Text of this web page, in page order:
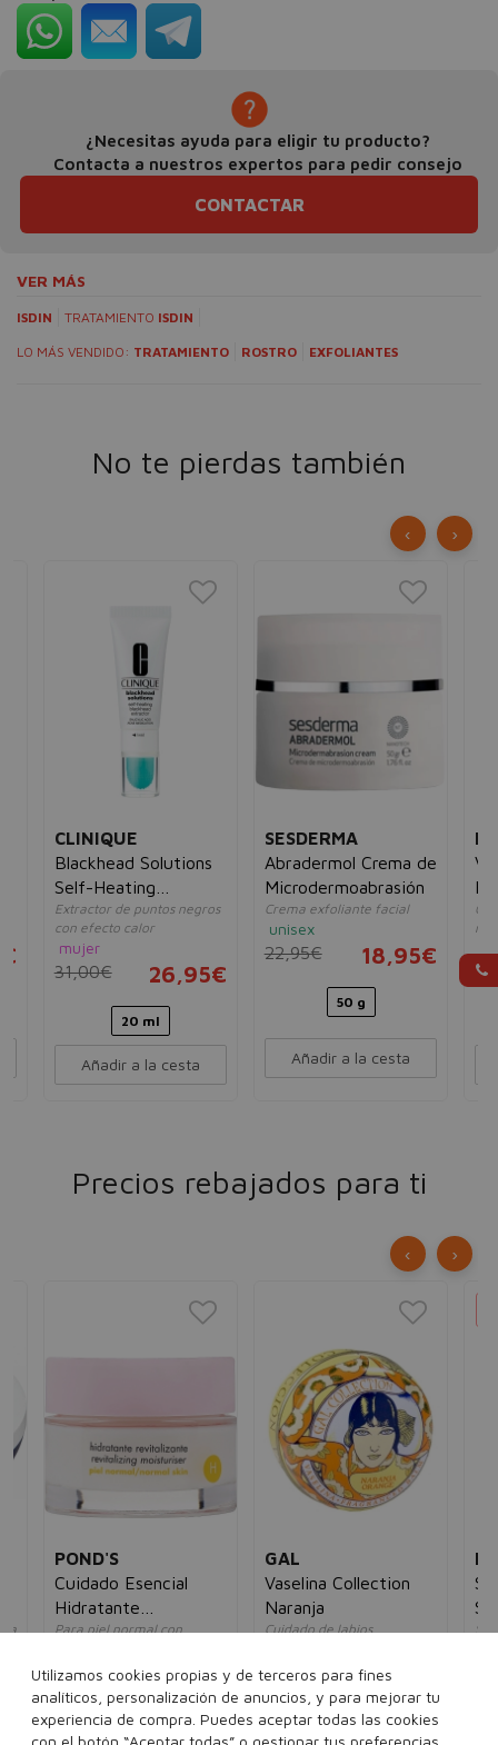
¿Necesitas ayuda para eligir tu producto?
Contacta a nuestros expertos para pedir consejo
CONTACTAR
VER MÁS
ISDIN TRATAMIENTO ISDIN
LO MÁS VENDIDO: TRATAMIENTO ROSTRO EXFOLIANTES
No te pierdas también
CLINIQUE
Blackhead Solutions
Self-Heating
Blackhead Extractor
Extractor de puntos negros
con efecto calor
mujer
31,00€ 26,95€
20 ml
Añadir a la cesta
SESDERMA
Abradermol Crema de
Microdermoabrasión
Crema exfoliante facial
unisex
22,95€ 18,95€
50 g
Añadir a la cesta
‹ ›
Precios rebajados para ti
POND'S
Cuidado Esencial
Hidratante
Revitalizadora H
Para piel normal con
7,00€ 4,95€
50 ml
GAL
Vaselina Collection
Naranja
Cuidado de labios
5,00€ 4,95€
15 g
‹ ›
Utilizamos cookies propias y de terceros para fines
analíticos, personalización de anuncios, y para mejorar tu
experiencia de compra. Puedes aceptar todas las cookies
con el botón “Aceptar todas” o gestionar tus preferencias